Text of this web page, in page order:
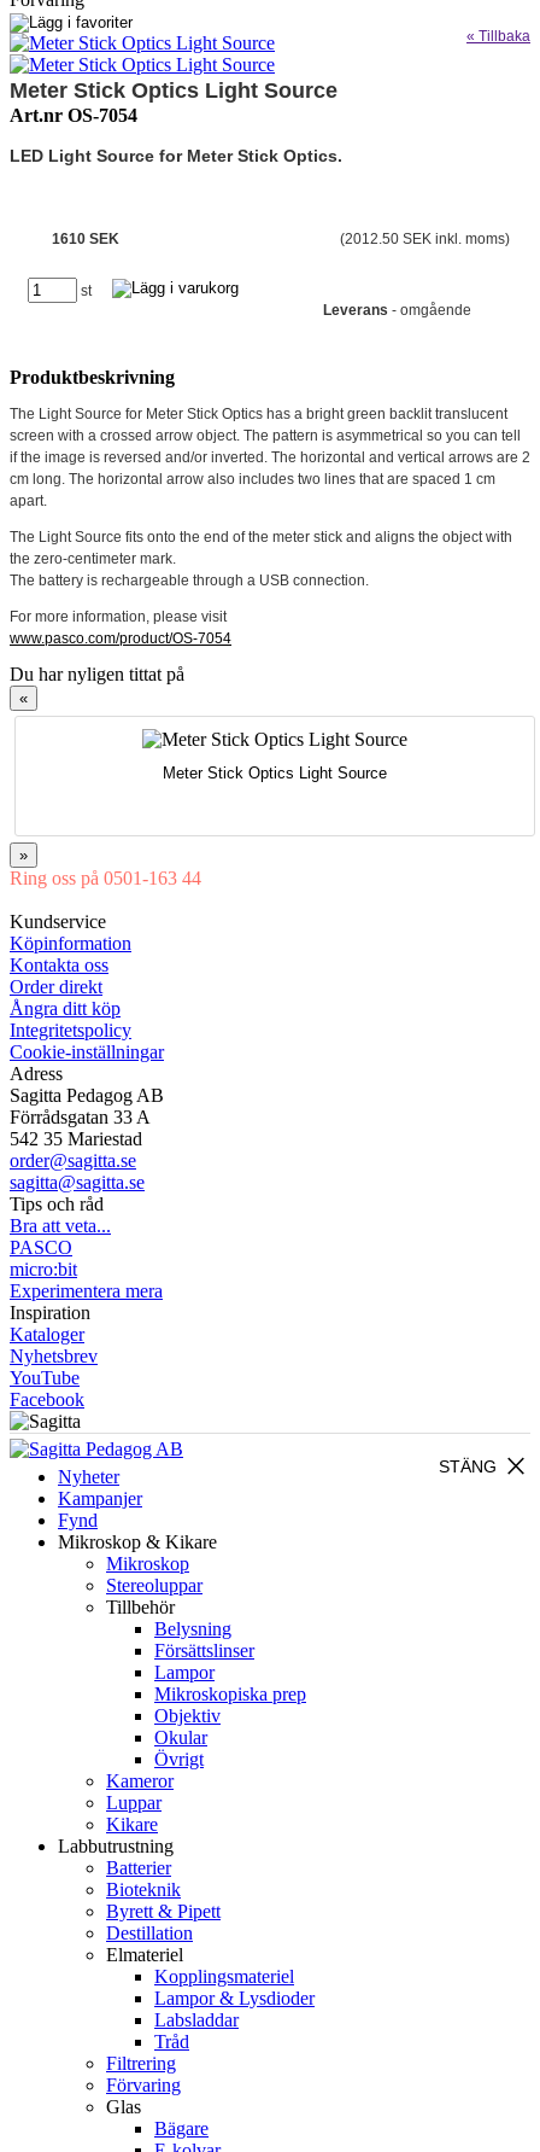
« Tillbaka
Meter Stick Optics Light Source
Art.nr OS-7054
LED Light Source for Meter Stick Optics.
1610 SEK (2012.50 SEK inkl. moms)
st
Leverans - omgående
Produktbeskrivning
The Light Source for Meter Stick Optics has a bright green backlit translucent
screen with a crossed arrow object. The pattern is asymmetrical so you can tell
if the image is reversed and/or inverted. The horizontal and vertical arrows are 2
cm long. The horizontal arrow also includes two lines that are spaced 1 cm
apart.
The Light Source fits onto the end of the meter stick and aligns the object with
the zero-centimeter mark.
The battery is rechargeable through a USB connection.
For more information, please visit
www.pasco.com/product/OS-7054
Du har nyligen tittat på
«
Meter Stick Optics Light Source
»
Ring oss på 0501-163 44
Kundservice
Köpinformation
Kontakta oss
Order direkt
Ångra ditt köp
Integritetspolicy
Cookie-inställningar
Adress
Sagitta Pedagog AB
Förrådsgatan 33 A
542 35 Mariestad
order@sagitta.se
sagitta@sagitta.se
Tips och råd
Bra att veta...
PASCO
micro:bit
Experimentera mera
Inspiration
Kataloger
Nyhetsbrev
YouTube
Facebook
close
STÄNG
Nyheter
Kampanjer
Fynd
Mikroskop & Kikare
Mikroskop
Stereoluppar
Tillbehör
Belysning
Försättslinser
Lampor
Mikroskopiska prep
Objektiv
Okular
Övrigt
Kameror
Luppar
Kikare
Labbutrustning
Batterier
Bioteknik
Byrett & Pipett
Destillation
Elmateriel
Kopplingsmateriel
Lampor & Lysdioder
Labsladdar
Tråd
Filtrering
Förvaring
Glas
Bägare